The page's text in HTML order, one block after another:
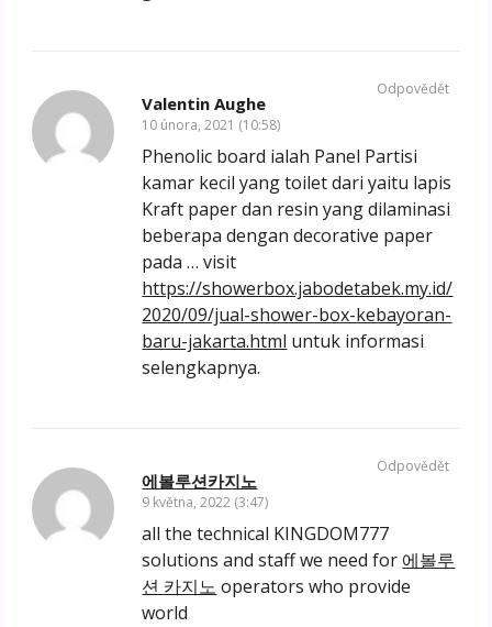
Valentin Aughe
10 února, 2021 (10:58)
Phenolic board ialah Panel Partisi
kamar kecil yang toilet dari yaitu lapis
Kraft paper dan resin yang dilaminasi
beberapa dengan decorative paper
pada … visit
https://showerbox.jabodetabek.my.id/
2020/09/jual-shower-box-kebayoran-
baru-jakarta.html untuk informasi
selengkapnya.
Odpovědět
에볼루션카지노
9 května, 2022 (3:47)
all the technical KINGDOM777
solutions and staff we need for 에볼루
션 카지노 operators who provide
world
Odpovědět